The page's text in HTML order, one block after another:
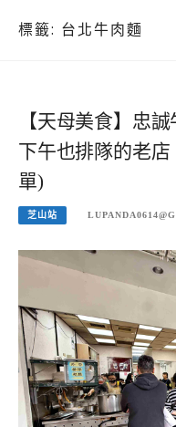
標籤: 台北牛肉麵
【天母美食】忠
下午也排隊的老
單)
芝山站